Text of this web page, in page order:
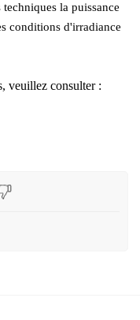
la puissance
conditions d'irradiance
veuillez consulter :